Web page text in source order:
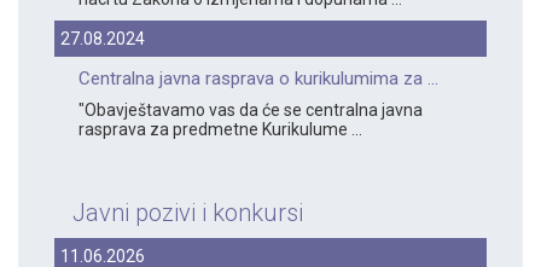
27.08.2024
Centralna javna rasprava o kurikulumima za ...
"Obavještavamo vas da će se centralna javna
rasprava za predmetne Kurikulume ...
Javni pozivi i konkursi
11.06.2026